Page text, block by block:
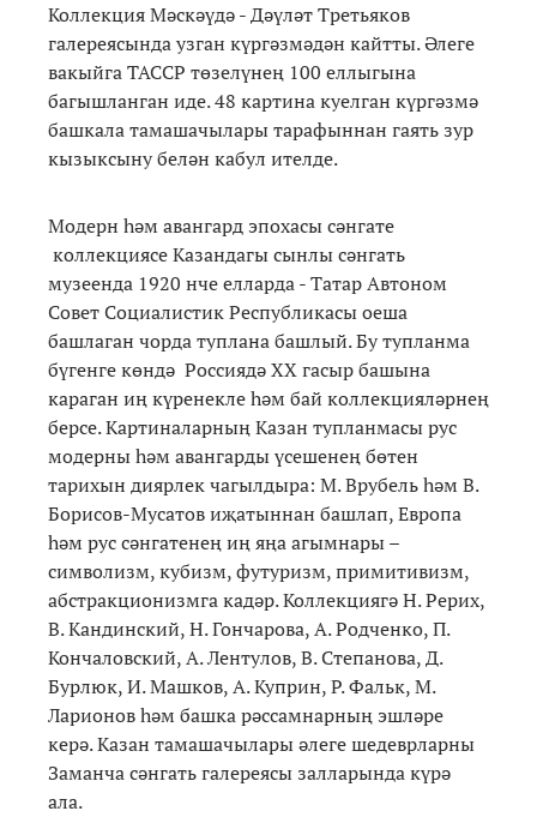
Коллекция Мәскәүдә - Дәүләт Третьяков
галереясында узган күргәзмәдән кайтты. Әлеге
вакыйга ТАССР төзелүнең 100 еллыгына
багышланган иде. 48 картина куелган күргәзмә
башкала тамашачылары тарафыннан гаять зур
кызыксыну белән кабул ителде.
Модерн һәм авангард эпохасы сәнгате
коллекциясе Казандагы сынлы сәнгать
музеенда 1920 нче елларда - Татар Автоном
Совет Социалистик Республикасы оеша
башлаган чорда туплана башлый. Бу тупланма
бүгенге көндә Россиядә ХХ гасыр башына
караган иң күренекле һәм бай коллекцияләрнең
берсе. Картиналарның Казан тупланмасы рус
модерны һәм авангарды үсешенең бөтен
тарихын диярлек чагылдыра: М. Врубель һәм В.
Борисов-Мусатов иҗатыннан башлап, Европа
һәм рус сәнгатенең иң яңа агымнары –
символизм, кубизм, футуризм, примитивизм,
абстракционизмга кадәр. Коллекциягә Н. Рерих,
В. Кандинский, Н. Гончарова, А. Родченко, П.
Кончаловский, А. Лентулов, В. Степанова, Д.
Бурлюк, И. Машков, А. Куприн, Р. Фальк, М.
Ларионов һәм башка рәссамнарның эшләре
керә. Казан тамашачылары әлеге шедеврларны
Заманча сәнгать галереясы залларында күрә
ала.